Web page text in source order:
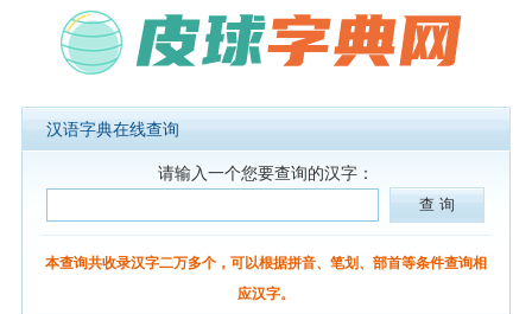
汉语字典在线查询
请输入一个您要查询的汉字：
本查询共收录汉字二万多个，可以根据拼音、笔划、部首等条件查询相
应汉字。